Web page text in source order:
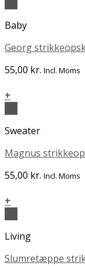
Baby
Georg
55,00 kr. Incl. Moms
+
Sweater
Magnus
55,00 kr. Incl. Moms
+
Living
Slumretæppe